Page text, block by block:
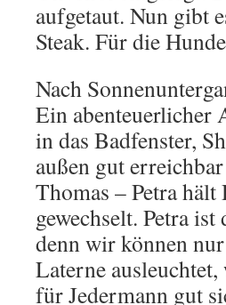
aufgetaut. Nun gibt
Steak. Für die
Nach
Ein abenteuerlicher
in das Badfenster,
außen gut
Thomas – Petra
gewechselt. Petra
denn wir können
Laterne
für Jedermann gut